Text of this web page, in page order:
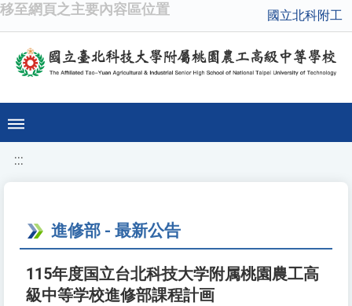
移至網頁之主要內容區位置 國立北科附工
:::
進修部 - 最新公告
115年度国立台北科技大学附属桃園農工高
級中等学校進修部課程計画